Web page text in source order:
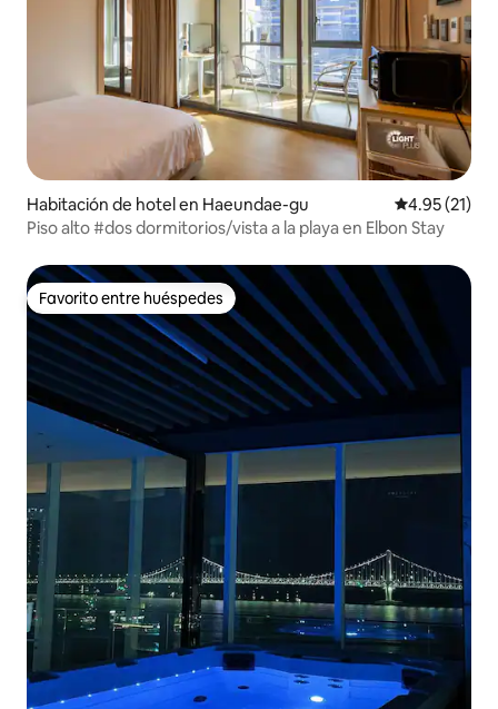
Habitación de hotel en Haeundae-gu Calificación
4.95 (21)
Piso alto #dos dormitorios/vista a la playa en Elbon Stay
Favorito entre huéspedes
Favorito entre huéspedes